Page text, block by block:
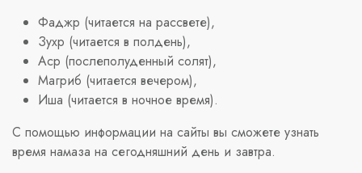
Фаджр (читается на рассвете),
Зухр (читается в полдень),
Аср (послеполуденный солят),
Магриб (читается вечером),
Иша (читается в ночное время).
С помощью информации на сайты вы сможете узнать
время намаза на сегодняшний день и завтра.